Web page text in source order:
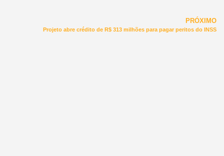
PRÓXIMO
Projeto abre crédito de R$ 313 milhões para pagar peritos do INSS